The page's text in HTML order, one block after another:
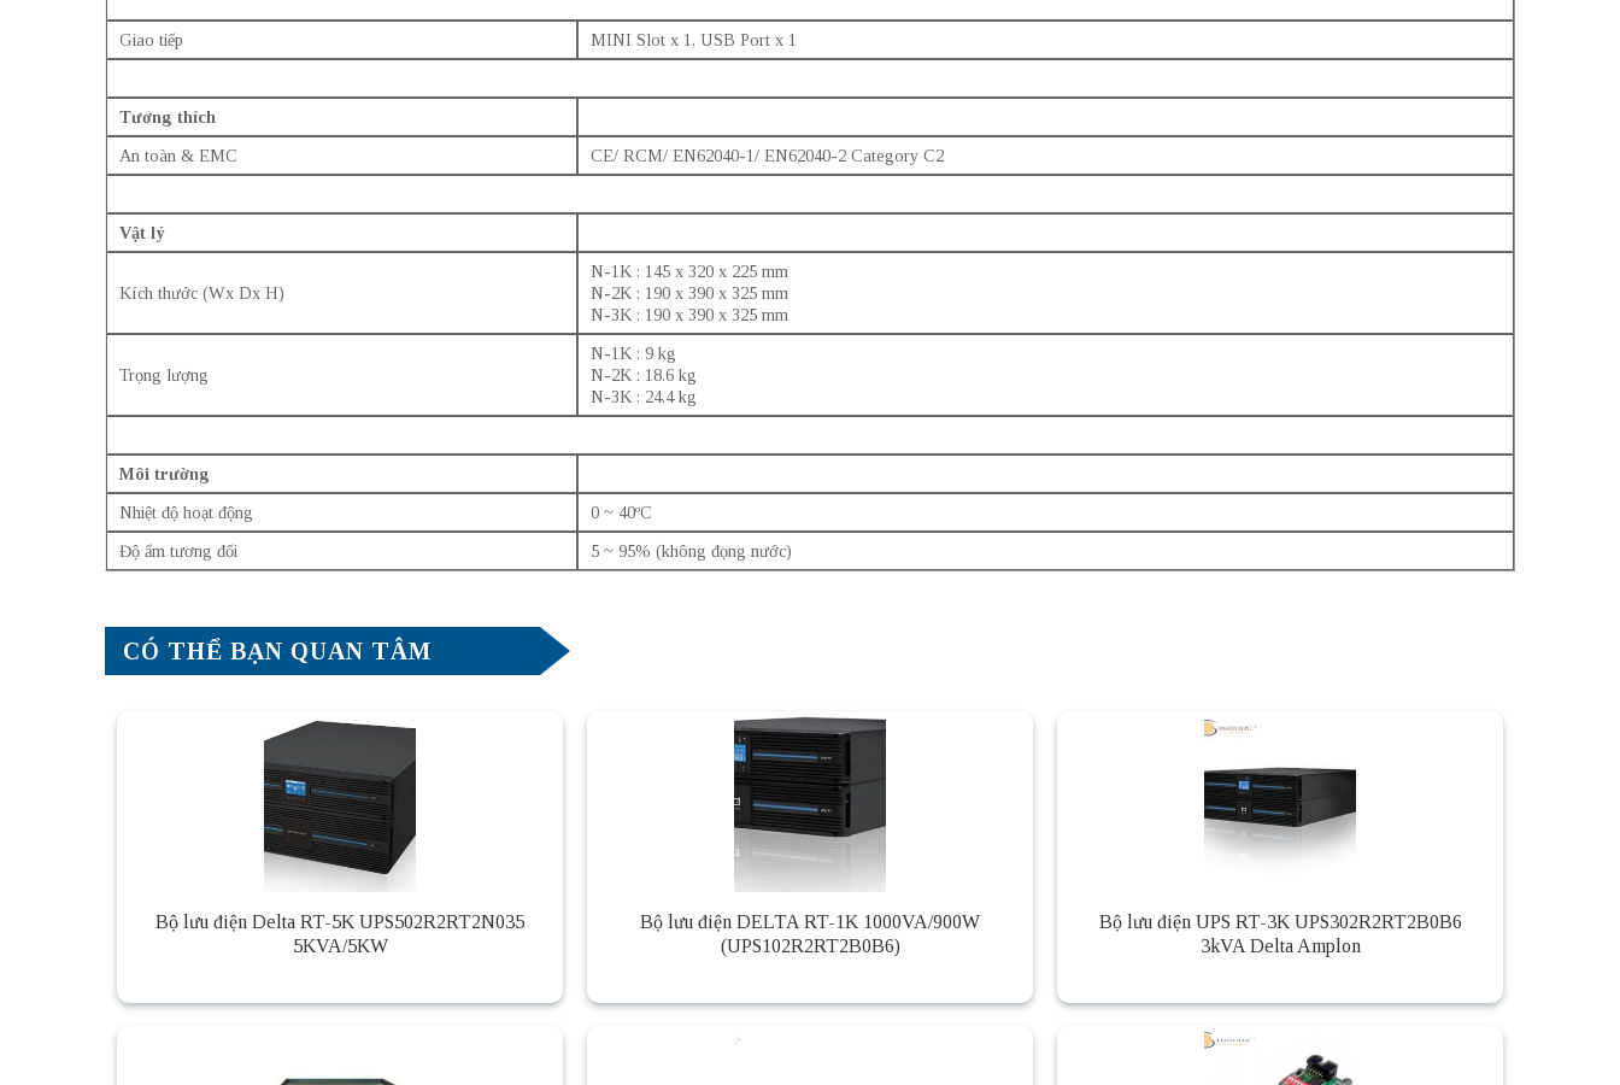
Giao tiếp MINI Slot x 1, USB Port x 1
Tương thích
An toàn & EMC
CE/ RCM/ EN62040-1/ EN62040-2 Category C2
Vật lý
Kích thước (Wx Dx H)
N-1K : 145 x 320 x 225 mm
N-2K : 190 x 390 x 325 mm
N-3K : 190 x 390 x 325 mm
Trọng lượng
N-1K : 9 kg
N-2K : 18.6 kg
N-3K : 24.4 kg
Môi trường
Nhiệt độ hoạt động
0 ~ 40ºC
Độ ẩm tương đối
5 ~ 95% (không đọng nước)
CÓ THỂ BẠN QUAN TÂM
Bộ lưu điện Delta RT-5K UPS502R2RT2N035
5KVA/5KW
Bộ lưu điện DELTA RT-1K 1000VA/900W
(UPS102R2RT2B0B6)
Bộ lưu điện UPS RT-3K UPS302R2RT2B0B6
3kVA Delta Amplon